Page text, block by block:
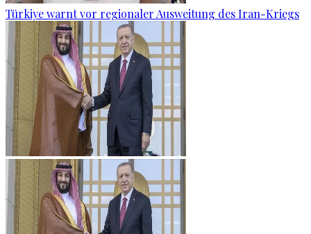
Türkiye warnt vor regionaler Ausweitung des Iran-Kriegs